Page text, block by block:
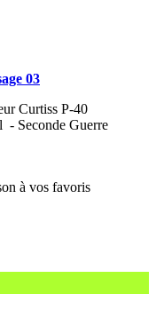
03
Curtiss P-40
- Seconde Guerre